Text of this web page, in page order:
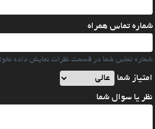
شماره تماس همراه
شماره تماس شما در قسمت نظرات نمایش داده
امتیاز شما
نظر یا سوال شما